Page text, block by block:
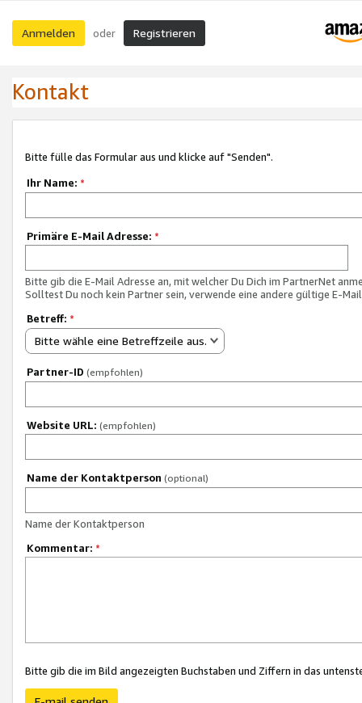
Anmelden oder Registrieren
Kontakt
Bitte fülle das Formular aus und klicke auf "Senden".
Ihr Name: *
Primäre E-Mail Adresse: *
Bitte gib die E-Mail Adresse an, mit welcher Du Dich im PartnerNet
Solltest Du noch kein Partner sein, verwende eine andere gültige E-
Betreff: *
Bitte wähle eine Betreffzeile aus.
Partner-ID (empfohlen)
Website URL: (empfohlen)
Name der Kontaktperson (optional)
Name der Kontaktperson
Kommentar: *
Bitte gib die im Bild angezeigten Buchstaben und Ziffern in das